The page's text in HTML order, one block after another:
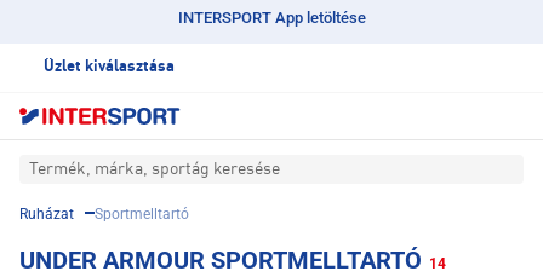
INTERSPORT App letöltése
Üzlet kiválasztása
Termék, márka, sportág keresése
Ruházat Sportmelltartó
UNDER ARMOUR SPORTMELLTARTÓ 14